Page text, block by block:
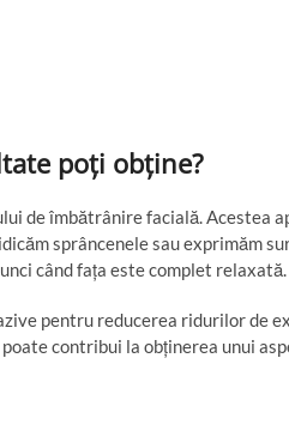
poți obține?
de îmbătrânire facială. Acestea
sprâncenele sau exprimăm
când fața este complet relaxată.
pentru reducerea ridurilor de
contribui la obținerea unui